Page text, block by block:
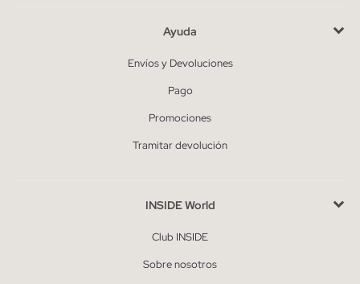
Ayuda
Envíos y Devoluciones
Pago
Promociones
Tramitar devolución
INSIDE World
Club INSIDE
Sobre nosotros